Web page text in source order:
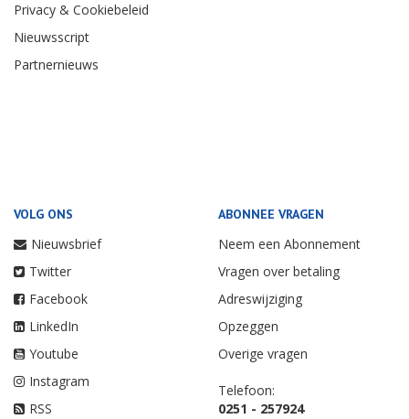
Privacy & Cookiebeleid
Nieuwsscript
Partnernieuws
VOLG ONS
Nieuwsbrief
Twitter
Facebook
LinkedIn
Youtube
Instagram
RSS
ABONNEE VRAGEN
Neem een Abonnement
Vragen over betaling
Adreswijziging
Opzeggen
Overige vragen
Telefoon:
0251 - 257924